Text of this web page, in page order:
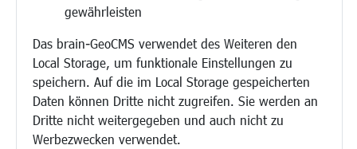
gewährleisten
Das brain-GeoCMS verwendet des Weiteren den
Local Storage, um funktionale Einstellungen zu
speichern. Auf die im Local Storage gespeicherten
Daten können Dritte nicht zugreifen. Sie werden an
Dritte nicht weitergegeben und auch nicht zu
Werbezwecken verwendet.
Verkehr/Mobilität
Glasfaserausbau
Aktuelle Baustellen
Paddelteich
CINDY S
Kultur/Freizeit/Tourismus